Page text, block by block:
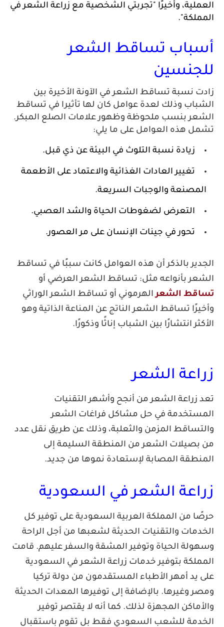
العملية، وأخيرًا "تجربتي الشخصية مع زراعة الشعر في
تساقط الشعر
نسبة تساقط الشعر في الآونة الأخيرة بين
وذلك لعدة عوامل كان لها تأثيرا في تساقط
بنسب ملحوظة وظهور علامات الصلع المبكر.
هذه العوامل على ما يلي:
زيادة نسبة التلوث في البيئة عن ذي قبل.
تغيير العادات الغذائية والاعتماد على الأطعمة
والوجبات السريعة.
التعرض لضغوطات الحياة والشد العصبي.
تحور في جينات الإنسان على مر العصور.
بالذكر أن هذه العوامل كانت سببًا في تساقط
بأنواعه مثل: تساقط الشعر العرضي أو
الشعرالهرموني أو تساقط الشعر الوراثي
تساقط الشعر الناتج عن المناعة الذاتية وهو
انتشارًا بين الشباب إناثًا وذكورًا.
الشعر
زراعة الشعر من أنجح وأشهر التقنيات
في حل مشاكل فراغات الشعر
المزمن والثعلبة، وذلك عن طريق نقل عدد
الشعر من المنطقة السليمة إلى
المصابة لإستعادة نموها من جديد.
الشعر في السعودية
من المملكة العربية السعودية على توفير كل
والتقنيات الحديثة لشعبها من أجل الراحة
الحياة وتوفير المشقة والسفر عليهم. قامت
بتوفير خدمات زراعة الشعر في السعودية
يد أمهر الأطباء المستقدمون من دولة تركيا
وغيرها. بالإضافة إلى توفيرها المعدات الحديثة
المجهزة لذلك. كما أنه لا يقتصر توفير
للشعب السعودي فقط بل تقوم باستقبال